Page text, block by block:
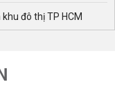
đô thị TP HCM